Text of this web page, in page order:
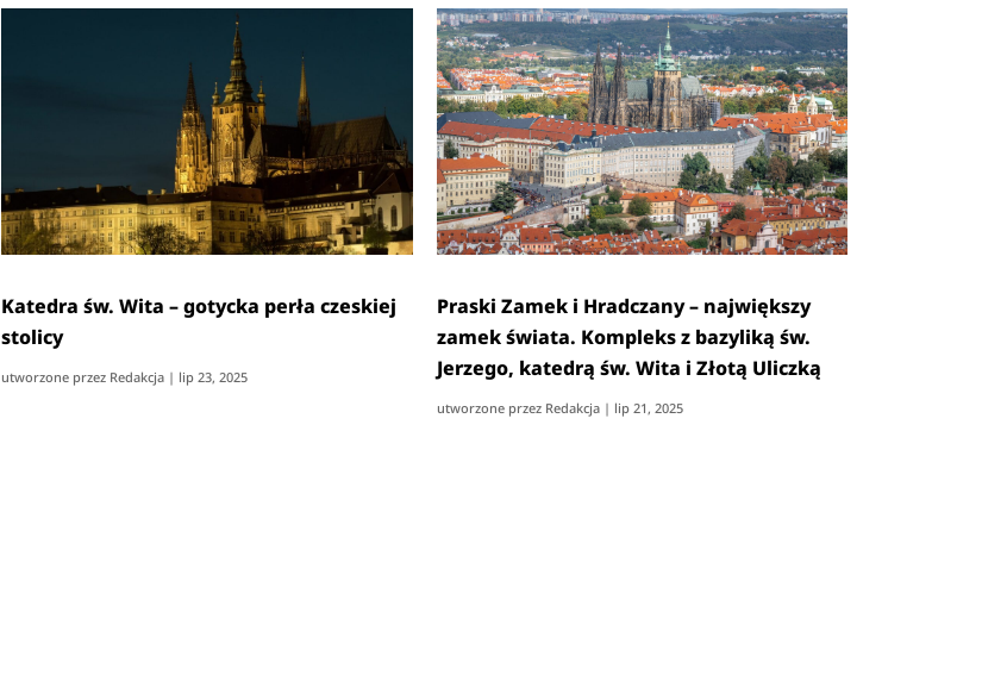
Katedra św. Wita – gotycka perła czeskiej
stolicy
utworzone przez Redakcja | lip 23, 2025
Praski Zamek i Hradczany – największy
zamek świata. Kompleks z bazyliką św.
Jerzego, katedrą św. Wita i Złotą Uliczką
utworzone przez Redakcja| lip 21, 2025